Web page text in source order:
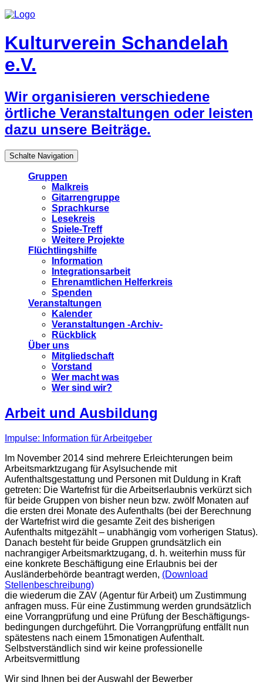
Kulturverein Schandelah
e.V.
Wir organisieren verschiedene
örtliche Veranstaltungen oder leisten
dazu unsere Beiträge.
Schalte Navigation
Gruppen
Malkreis
Gitarrengruppe
Sprachkurse
Lesekreis
Spiele-Treff
Weitere Projekte
Flüchtlingshilfe
Information
Integrationsarbeit
Ehrenamtlichen Helferkreis
Spenden
Veranstaltungen
Kalender
Veranstaltungen -Archiv-
Rückblick
Über uns
Mitgliedschaft
Vorstand
Wer macht was
Wer sind wir?
Arbeit und Ausbildung
Impulse: Information für Arbeitgeber
Im November 2014 sind mehrere Erleichterungen beim
Arbeitsmarktzugang für Asylsuchende mit
Aufenthaltsgestattung und Personen mit Duldung in Kraft
getreten: Die Wartefrist für die Arbeitserlaubnis verkürzt sich
für beide Gruppen von bisher neun bzw. zwölf Monaten auf
die ersten drei Monate des Aufenthalts (bei der Berechnung
der Wartefrist wird die gesamte Zeit des bisherigen
Aufenthalts mitgezählt – unabhängig vom vorherigen Status).
Danach besteht für beide Gruppen grundsätzlich ein
nachrangiger Arbeitsmarktzugang, d. h. weiterhin muss für
eine konkrete Beschäftigung eine Erlaubnis bei der
Ausländerbehörde beantragt werden, (Download
Stellenbeschreibung)
die wiederum die ZAV (Agentur für Arbeit) um Zustimmung
anfragen muss. Für eine Zustimmung werden grundsätzlich
eine Vorrangprüfung und eine Prüfung der Beschäftigungs-
bedingungen durchgeführt. Die Vorrangprüfung entfällt nun
spätestens nach einem 15monatigen Aufenthalt.
Selbstverständlich sind wir keine professionelle
Arbeitsvermittlung
Wir sind Ihnen bei der Auswahl der Bewerber